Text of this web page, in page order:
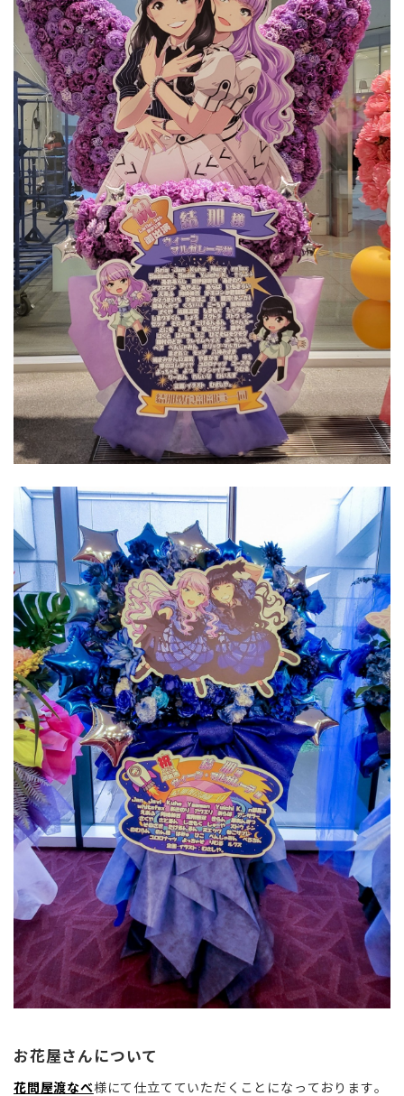
お花屋さんについて
花問屋渡なべ様にて仕立てていただくことになっております。